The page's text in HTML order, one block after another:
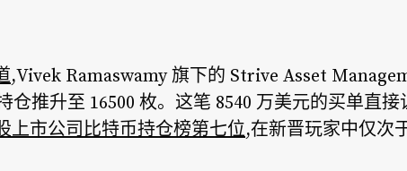
,Vivek Ramaswamy 旗下的 Strive Asset
仓推升至 16500 枚。这笔 8540 万美元的买单直
上市公司比特币持仓榜第七位,在新晋玩家中仅次